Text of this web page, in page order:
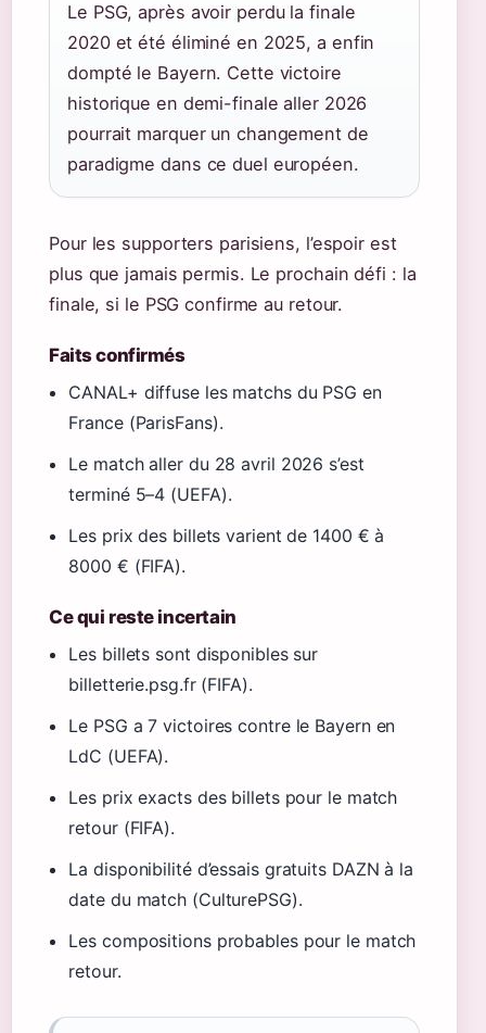
Le PSG, après avoir perdu la finale
2020 et été éliminé en 2025, a enfin
dompté le Bayern. Cette victoire
historique en demi-finale aller 2026
pourrait marquer un changement de
paradigme dans ce duel européen.
Pour les supporters parisiens, l’espoir est
plus que jamais permis. Le prochain défi : la
finale, si le PSG confirme au retour.
Faits confirmés
CANAL+ diffuse les matchs du PSG en
France (ParisFans).
Le match aller du 28 avril 2026 s’est
terminé 5–4 (UEFA).
Les prix des billets varient de 1400 € à
8000 € (FIFA).
Ce qui reste incertain
Les billets sont disponibles sur
billetterie.psg.fr (FIFA).
Le PSG a 7 victoires contre le Bayern en
LdC (UEFA).
Les prix exacts des billets pour le match
retour (FIFA).
La disponibilité d’essais gratuits DAZN à la
date du match (CulturePSG).
Les compositions probables pour le match
retour.